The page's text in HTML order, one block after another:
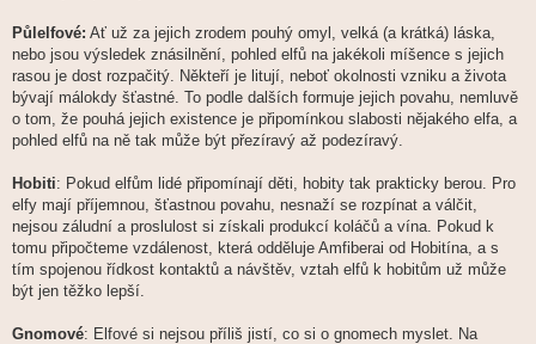
Půlelfové: Ať už za jejich zrodem pouhý omyl, velká (a krátká) láska,
nebo jsou výsledek znásilnění, pohled elfů na jakékoli míšence s jejich
rasou je dost rozpačitý. Někteří je litují, neboť okolnosti vzniku a života
bývají málokdy šťastné. To podle dalších formuje jejich povahu, nemluvě
o tom, že pouhá jejich existence je připomínkou slabosti nějakého elfa, a
pohled elfů na ně tak může být přezíravý až podezíravý.
Hobiti: Pokud elfům lidé připomínají děti, hobity tak prakticky berou. Pro
elfy mají příjemnou, šťastnou povahu, nesnaží se rozpínat a válčit,
nejsou záludní a proslulost si získali produkcí koláčů a vína. Pokud k
tomu připočteme vzdálenost, která odděluje Amfiberai od Hobitína, a s
tím spojenou řídkost kontaktů a návštěv, vztah elfů k hobitům už může
být jen těžko lepší.
Gnomové: Elfové si nejsou příliš jistí, co si o gnomech myslet. Na